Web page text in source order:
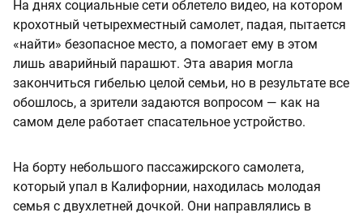
На днях социальные сети облетело видео, на котором
крохотный четырехместный самолет, падая, пытается
«найти» безопасное место, а помогает ему в этом
лишь аварийный парашют. Эта авария могла
закончиться гибелью целой семьи, но в результате все
обошлось, а зрители задаются вопросом — как на
самом деле работает спасательное устройство.
На борту небольшого пассажирского самолета,
который упал в Калифорнии, находилась молодая
семья с двухлетней дочкой. Они направлялись в